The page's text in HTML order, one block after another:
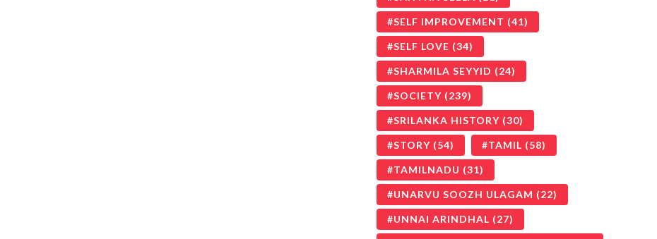
SELF IMPROVEMENT (41)
SELF LOVE (34)
SHARMILA SEYYID (24)
SOCIETY (239)
SRILANKA HISTORY (30)
STORY (54) TAMIL (58)
TAMILNADU (31)
UNARVU SOOZH ULAGAM (22)
UNNAI ARINDHAL (27)